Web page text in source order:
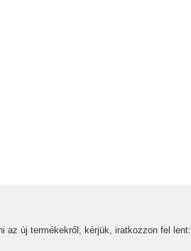
az új termékekről, kérjük, iratkozzon fel lent: